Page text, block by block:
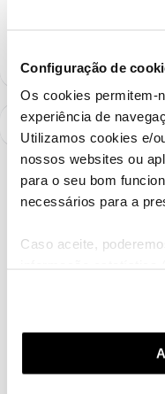
Configuração de
Os cookies permitem-
experiência de
Utilizamos cookies e/
nossos websites ou
para o seu bom
necessários para a
Caso aceite,
funcionalidades
funcionalidade) e
(cookies de
utilização dos cookies
Siga os perfis da
A poupança